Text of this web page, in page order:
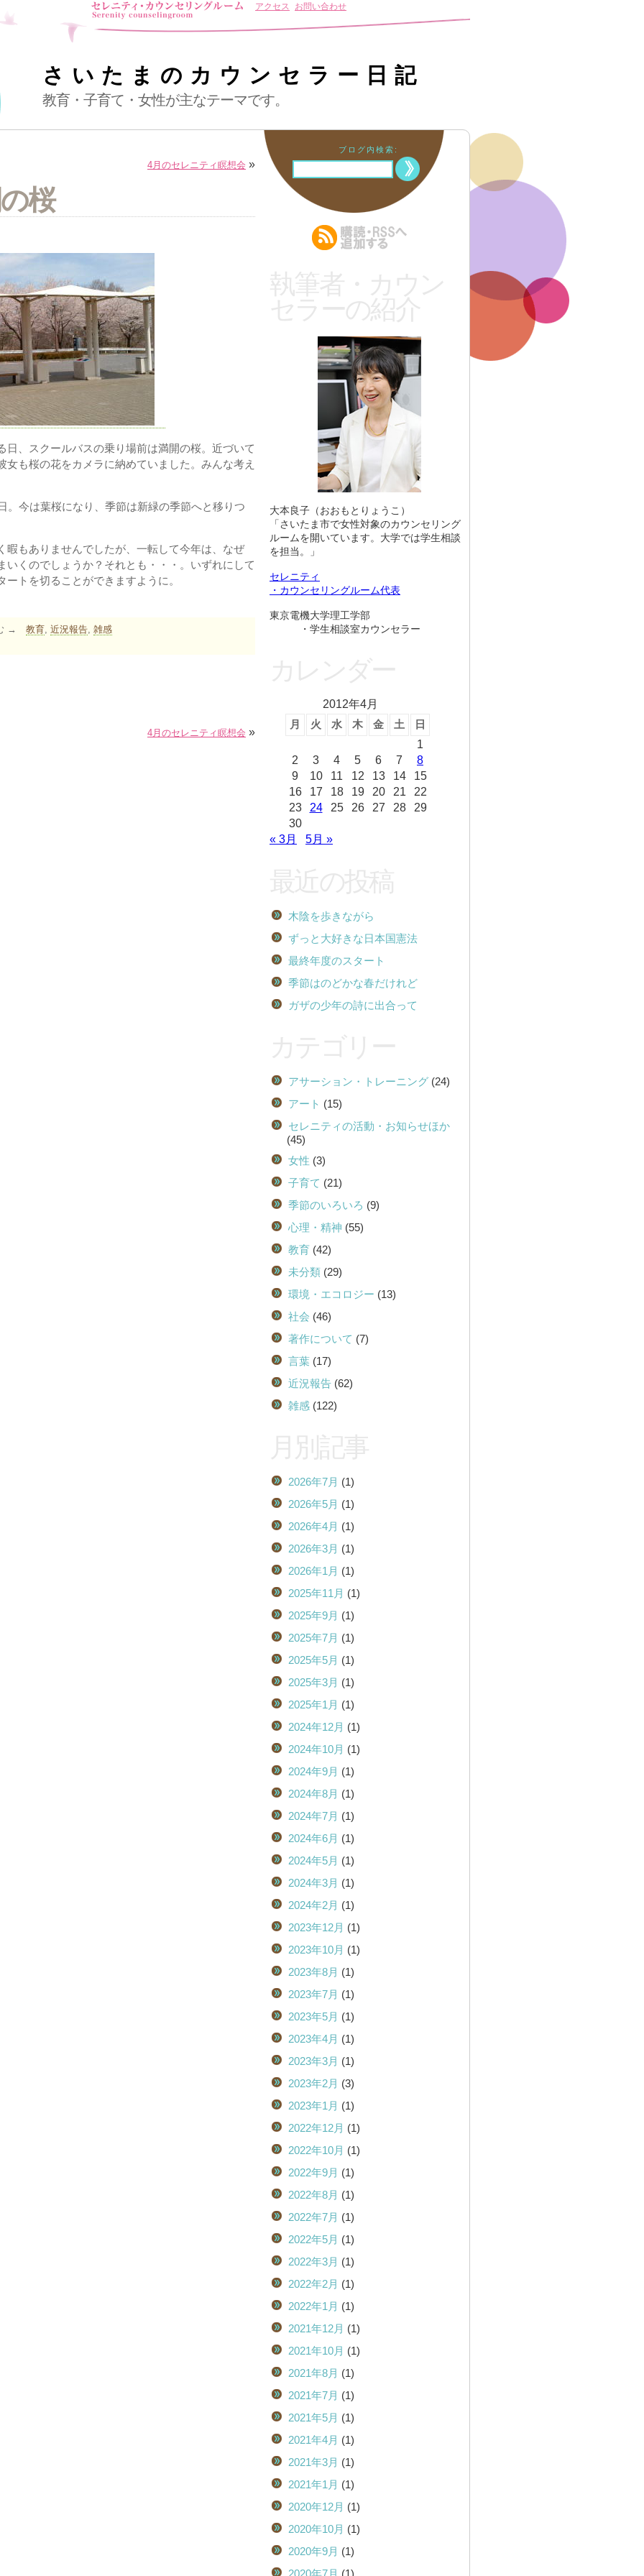
さいたまのカウンセラー日記
教育・子育て・女性が主なテーマです。
アクセス お問い合わせ
4月のセレニティ瞑想会 »
桜
日、スクールバスの乗り場前は満開の桜。近づいて
女も桜の花をカメラに納めていました。みんな考え
。今は葉桜になり、季節は新緑の季節へと移りつ
暇もありませんでしたが、一転して今年は、なぜ
いくのでしょうか？それとも・・・。いずれにして
ートを切ることができますように。
む → 教育 近況報告 雑感
4月のセレニティ瞑想会 »
ブログ内検索:
大本良子（おおもとりょうこ）
「さいたま市で女性対象のカウンセリング
ルームを開いています。大学では学生相談
を担当。」
セレニティ
・カウンセリングルーム代表
東京電機大学理工学部
・学生相談室カウンセラー
2012年4月
月 火 水 木 金 土 日
1
2
3 4 5 6 7
8
9
10 11 12 13 14
15
16
17 18 19 20 21
22
23
24 25 26 27 28
29
30
« 3月
5月 »
木陰を歩きながら
ずっと大好きな日本国憲法
最終年度のスタート
季節はのどかな春だけれど
ガザの少年の詩に出合って
アサーション・トレーニング (24)
アート (15)
セレニティの活動・お知らせほか
(45)
女性 (3)
子育て (21)
季節のいろいろ (9)
心理・精神 (55)
教育 (42)
未分類 (29)
環境・エコロジー (13)
社会 (46)
著作について (7)
言葉 (17)
近況報告 (62)
雑感 (122)
2026年7月 (1)
2026年5月 (1)
2026年4月 (1)
2026年3月 (1)
2026年1月 (1)
2025年11月 (1)
2025年9月 (1)
2025年7月 (1)
2025年5月 (1)
2025年3月 (1)
2025年1月 (1)
2024年12月 (1)
2024年10月 (1)
2024年9月 (1)
2024年8月 (1)
2024年7月 (1)
2024年6月 (1)
2024年5月 (1)
2024年3月 (1)
2024年2月 (1)
2023年12月 (1)
2023年10月 (1)
2023年8月 (1)
2023年7月 (1)
2023年5月 (1)
2023年4月 (1)
2023年3月 (1)
2023年2月 (3)
2023年1月 (1)
2022年12月 (1)
2022年10月 (1)
2022年9月 (1)
2022年8月 (1)
2022年7月 (1)
2022年5月 (1)
2022年3月 (1)
2022年2月 (1)
2022年1月 (1)
2021年12月 (1)
2021年10月 (1)
2021年8月 (1)
2021年7月 (1)
2021年5月 (1)
2021年4月 (1)
2021年3月 (1)
2021年1月 (1)
2020年12月 (1)
2020年10月 (1)
2020年9月 (1)
2020年7月 (1)